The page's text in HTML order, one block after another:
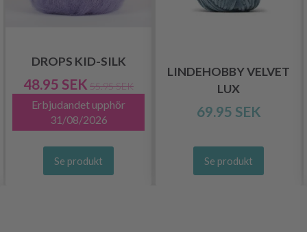
DROPS KID-SILK
48.95 SEK 55.95 SEK
Erbjudandet upphör
31/08/2026
Se produkt
LINDEHOBBY VELVET
LUX
69.95 SEK
Se produkt